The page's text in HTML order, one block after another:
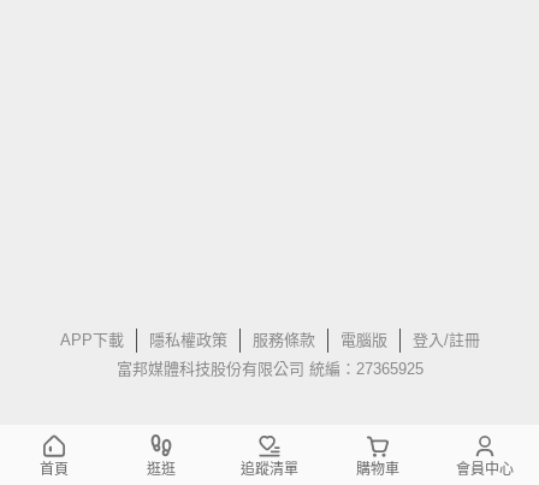
APP下載 隱私權政策 服務條款 電腦版
登入/註冊
富邦媒體科技股份有限公司 統編：27365925
首頁 逛逛 追蹤清單 購物車 會員中心